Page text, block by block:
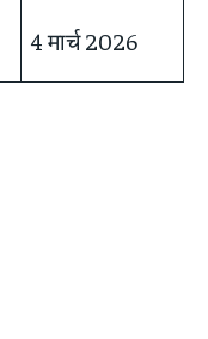
4 मार्च 2026